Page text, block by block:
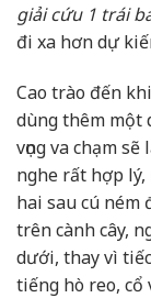
giải cứu 1 trái
đi xa hơn dự
Cao trào đến
dùng thêm một
vọng va chạm
nghe rất hợp
hai sau cú ném
trên cành cây,
dưới, thay vì
tiếng hò reo, cổ